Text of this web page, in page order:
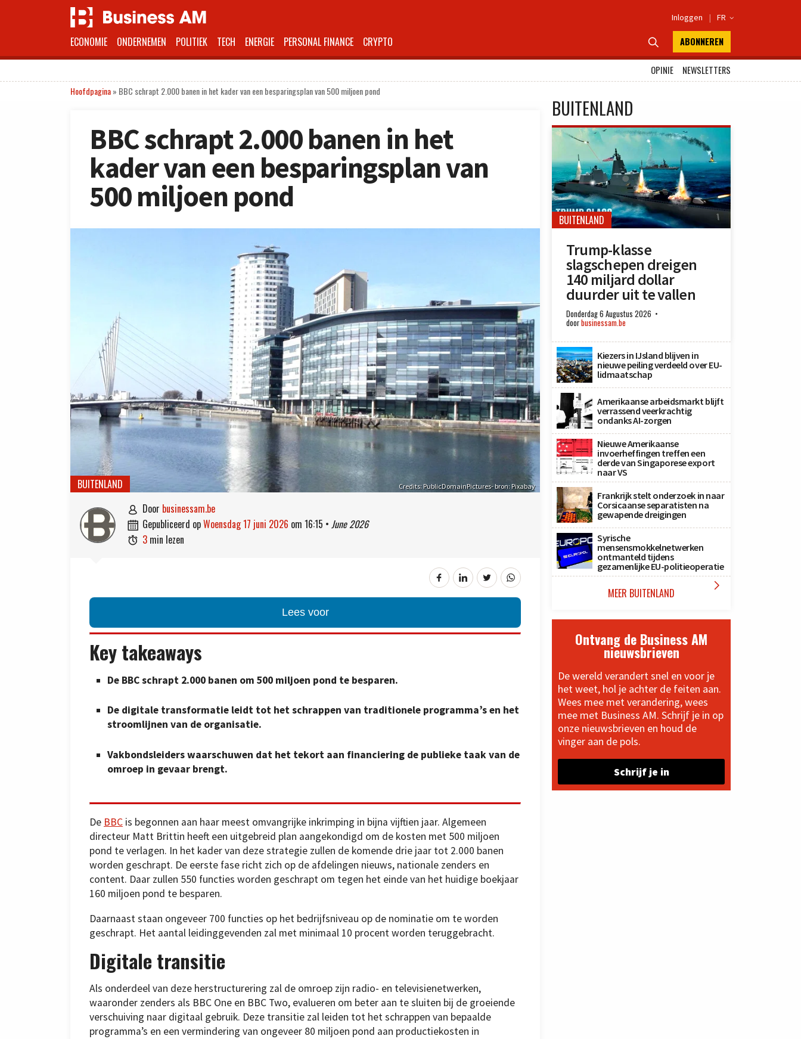
Inloggen | FR 
ECONOMIE ONDERNEMEN POLITIEK TECH ENERGIE PERSONAL FINANCE CRYPTO  ABONNEREN
OPINIE
NEWSLETTERS
Hoofdpagina» BBC schrapt 2.000 banen in het kader van een besparingsplan van 500 miljoen pond
BBC schrapt 2.000 banen in het
kader van een besparingsplan van
500 miljoen pond
Credits: PublicDomainPictures- bron: Pixabay
BUITENLAND
 door businessam.be
 gepubliceerd op woensdag 17 juni 2026 om 16:15 • June 2026
 3 min lezen
Lees voor
Key takeaways
De BBC schrapt 2.000 banen om 500 miljoen pond te besparen.
De digitale transformatie leidt tot het schrappen van traditionele programma’s en het
stroomlijnen van de organisatie.
Vakbondsleiders waarschuwen dat het tekort aan financiering de publieke taak van de
omroep in gevaar brengt.
De BBC is begonnen aan haar meest omvangrijke inkrimping in bijna vijftien jaar. Algemeen
directeur Matt Brittin heeft een uitgebreid plan aangekondigd om de kosten met 500 miljoen
pond te verlagen. In het kader van deze strategie zullen de komende drie jaar tot 2.000 banen
worden geschrapt. De eerste fase richt zich op de afdelingen nieuws, nationale zenders en
content. Daar zullen 550 functies worden geschrapt om tegen het einde van het huidige boekjaar
160 miljoen pond te besparen.
Daarnaast staan ongeveer 700 functies op het bedrijfsniveau op de nominatie om te worden
geschrapt. Het aantal leidinggevenden zal met minimaal 10 procent worden teruggebracht.
Digitale transitie
Als onderdeel van deze herstructurering zal de omroep zijn radio- en televisienetwerken,
waaronder zenders als BBC One en BBC Two, evalueren om beter aan te sluiten bij de groeiende
verschuiving naar digitaal gebruik. Deze transitie zal leiden tot het schrappen van bepaalde
programma’s en een vermindering van ongeveer 80 miljoen pond aan productiekosten in
BUITENLAND
BUITENLAND
Trump-klasse
slagschepen dreigen
140 miljard dollar
duurder uit te vallen
Donderdag 6 Augustus 2026
doorbusinessam.be
Kiezers in IJsland blijven in
nieuwe peiling verdeeld over EU-
lidmaatschap
Amerikaanse arbeidsmarkt blijft
verrassend veerkrachtig
ondanks AI-zorgen
Nieuwe Amerikaanse
invoerheffingen treffen een
derde van Singaporese export
naar VS
Frankrijk stelt onderzoek in naar
Corsicaanse separatisten na
gewapende dreigingen
Syrische
mensensmokkelnetwerken
ontmanteld tijdens
gezamenlijke EU-politieoperatie
MEER BUITENLAND 
Ontvang de Business AM
nieuwsbrieven
De wereld verandert snel en voor je
het weet, hol je achter de feiten aan.
Wees mee met verandering, wees
mee met Business AM. Schrijf je in op
onze nieuwsbrieven en houd de
vinger aan de pols.
Schrijf je in